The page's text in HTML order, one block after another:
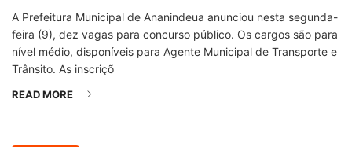
A Prefeitura Municipal de Ananindeua anunciou nesta segunda-
feira (9), dez vagas para concurso público. Os cargos são para
nível médio, disponíveis para Agente Municipal de Transporte e
Trânsito. As inscriçõ
READ MORE